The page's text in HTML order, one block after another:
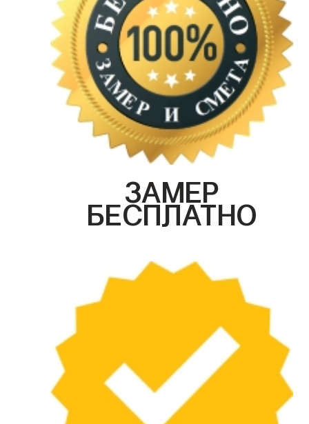
ЗАМЕР
БЕСПЛАТНО